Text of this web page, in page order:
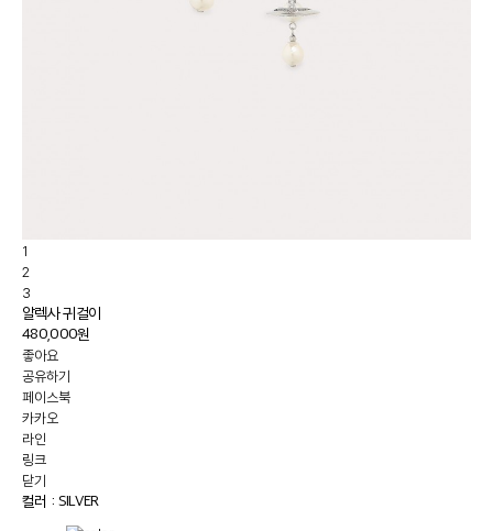
1
2
3
알렉사 귀걸이
480,000원
좋아요
공유하기
페이스북
카카오
라인
링크
닫기
컬러 : SILVER